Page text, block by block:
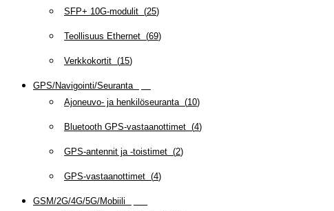
SFP+ 10G-modulit (25)
Teollisuus Ethernet (69)
Verkkokortit (15)
GPS/Navigointi/Seuranta
Ajoneuvo- ja henkilöseuranta (10)
Bluetooth GPS-vastaanottimet (4)
GPS-antennit ja -toistimet (2)
GPS-vastaanottimet (4)
GSM/2G/4G/5G/Mobiili